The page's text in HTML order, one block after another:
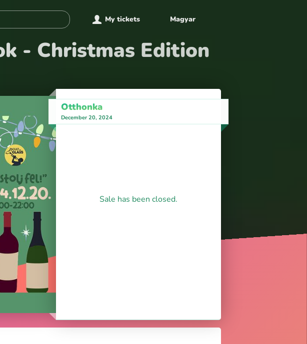
My tickets Magyar
- Christmas Edition
Otthonka
December 20, 2024
Sale has been closed.